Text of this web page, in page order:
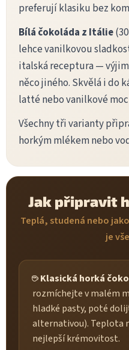
preferují klasiku bez
Bílá čokoláda z Itálie
lehce vanilkovou
italská receptura —
něco jiného. Skvělá i do
latté nebo vanilkové
Všechny tři varianty
horkým mlékem nebo
Jak připravit
Teplá, studená nebo
je
☕ Klasická horká
rozmíchejte v malém
hladké pasty, poté
alternativou). Teplota
nejlepší krémovitost.